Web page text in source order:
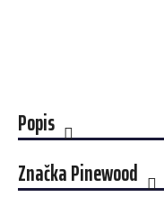
Popis
ZnačkaPinewood